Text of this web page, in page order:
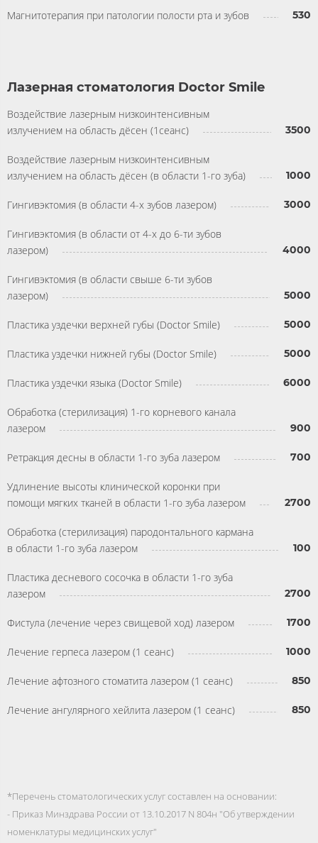
Магнитотерапия при патологии полости рта и зубов 530
Лазерная стоматология Doctor Smile
Воздействие лазерным низкоинтенсивным
излучением на область дёсен (1сеанс)
3500
Воздействие лазерным низкоинтенсивным
излучением на область дёсен (в области 1-го зуба)
1000
Гингивэктомия (в области 4-х зубов лазером) 3000
Гингивэктомия (в области от 4-х до 6-ти зубов
лазером)
4000
Гингивэктомия (в области свыше 6-ти зубов
лазером)
5000
Пластика уздечки верхней губы (Doctor Smile) 5000
Пластика уздечки нижней губы (Doctor Smile) 5000
Пластика уздечки языка (Doctor Smile) 6000
Обработка (стерилизация) 1-го корневого канала
лазером
900
Ретракция десны в области 1-го зуба лазером 700
Удлинение высоты клинической коронки при
помощи мягких тканей в области 1-го зуба лазером
2700
Обработка (стерилизация) пародонтального кармана
в области 1-го зуба лазером
100
Пластика десневого сосочка в области 1-го зуба
лазером
2700
Фистула (лечение через свищевой ход) лазером 1700
Лечение герпеса лазером (1 сеанс) 1000
Лечение афтозного стоматита лазером (1 сеанс) 850
Лечение ангулярного хейлита лазером (1 сеанс) 850
*Перечень стоматологических услуг составлен на основании:
- Приказ Минздрава России от 13.10.2017 N 804н "Об утверждении
номенклатуры медицинских услуг"